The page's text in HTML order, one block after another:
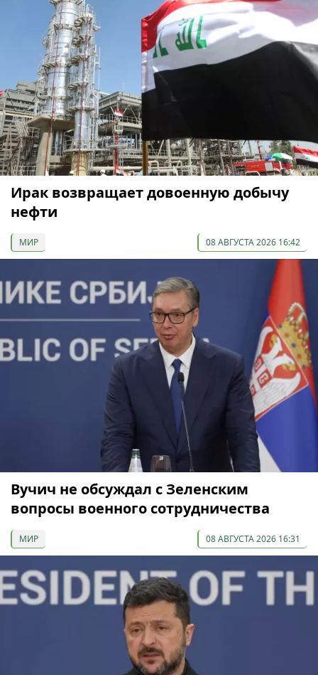
Ирак возвращает довоенную добычу
нефти
МИР 08 АВГУСТА 2026 16:42
Вучич не обсуждал с Зеленским
вопросы военного сотрудничества
МИР 08 АВГУСТА 2026 16:31